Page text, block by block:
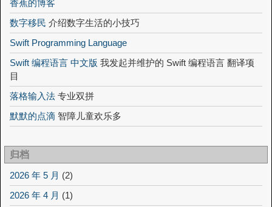
香蕉的博客
数字移民 介绍数字生活的小技巧
Swift Programming Language
Swift 编程语言 中文版 我发起并维护的 Swift 编程语言 翻译项
目
落格输入法 专业双拼
默默的点滴 智障儿童欢乐多
归档
2026 年 5 月 (2)
2026 年 4 月 (1)